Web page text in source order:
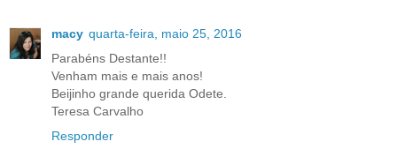
macy quarta-feira, maio 25, 2016
Parabéns Destante!!
Venham mais e mais anos!
Beijinho grande querida Odete.
Teresa Carvalho
Responder